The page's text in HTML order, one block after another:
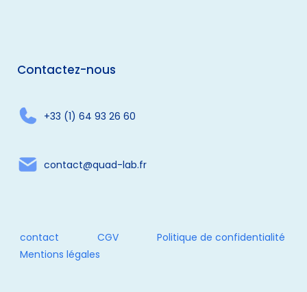
Contactez-nous
+33 (1) 64 93 26 60
contact@quad-lab.fr
contact CGV
Politique de confidentialité
Mentions légales